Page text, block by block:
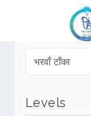
Levels